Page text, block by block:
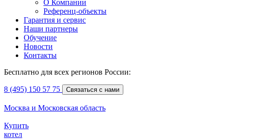
О Компании
Референц-объекты
Гарантия и сервис
Наши партнеры
Обучение
Новости
Контакты
Бесплатно для всех регионов России:
8 (495) 150 57 75 Связаться с нами
Москва и Московская область
Купить
котел